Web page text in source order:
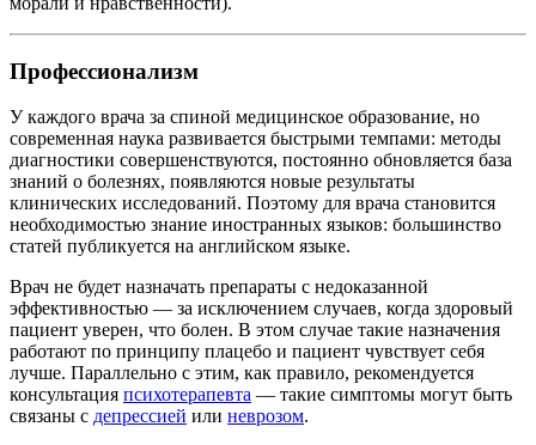
Профессионализм
У каждого врача за спиной медицинское образование, но
современная наука развивается быстрыми темпами: методы
диагностики совершенствуются, постоянно обновляется база
знаний о болезнях, появляются новые результаты
клинических исследований. Поэтому для врача становится
необходимостью знание иностранных языков: большинство
статей публикуется на английском языке.
Врач не будет назначать препараты с недоказанной
эффективностью — за исключением случаев, когда здоровый
пациент уверен, что болен. В этом случае такие назначения
работают по принципу плацебо и пациент чувствует себя
лучше. Параллельно с этим, как правило, рекомендуется
консультация психотерапевта — такие симптомы могут быть
связаны с депрессией или неврозом.